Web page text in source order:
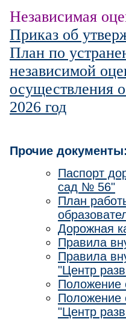
Независимая
Приказ об
План по
независимой
осуществления
2026 год
Прочие
Паспорт
сад № 56"
План
Дорожная
Правила
Правила
"Центр
Положение
"Центр